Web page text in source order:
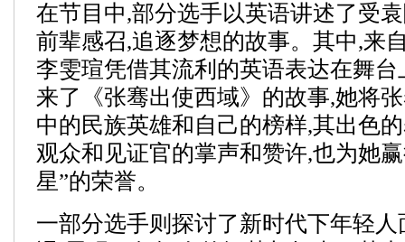
在节目中,部分选手以英语讲述了受
前辈感召,追逐梦想的故事。其中,来
李雯瑄凭借其流利的英语表达在舞
来了《张骞出使西域》的故事,她将
中的民族英雄和自己的榜样,其出色
观众和见证官的掌声和赞许,也为她
星”的荣誉。
一部分选手则探讨了新时代下年轻